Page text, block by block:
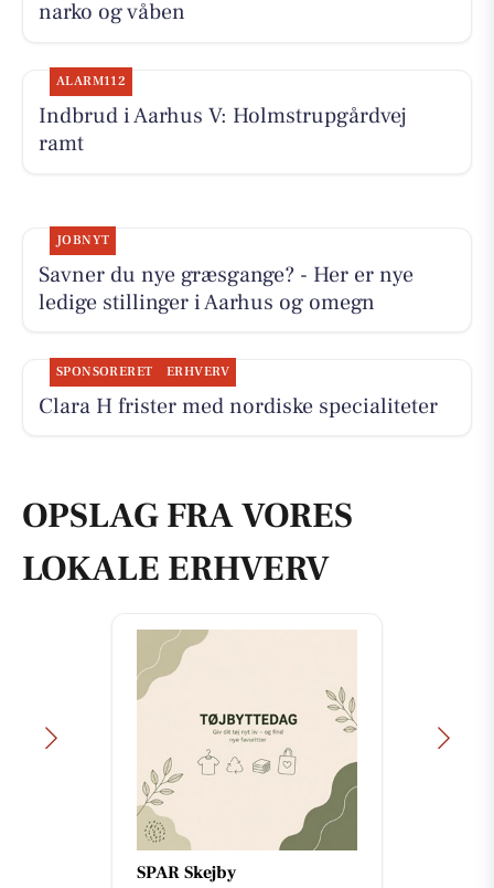
narko og våben
ALARM112
Indbrud i Aarhus V: Holmstrupgårdvej
ramt
JOBNYT
Savner du nye græsgange? - Her er nye
ledige stillinger i Aarhus og omegn
SPONSORERET ERHVERV
Clara H frister med nordiske specialiteter
OPSLAG FRA VORES
LOKALE ERHVERV
SPAR Skejby